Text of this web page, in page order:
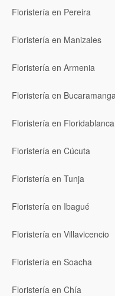
Floristería en Pereira
Floristería en Manizales
Floristería en Armenia
Floristería en Bucaramanga
Floristería en Floridablanca
Floristería en Cúcuta
Floristería en Tunja
Floristería en Ibagué
Floristería en Villavicencio
Floristería en Soacha
Floristería en Chía